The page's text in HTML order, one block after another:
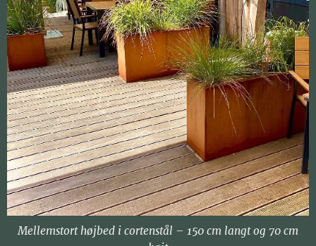
Mellemstort højbed i cortenstål – 150 cm langt og 70 cm